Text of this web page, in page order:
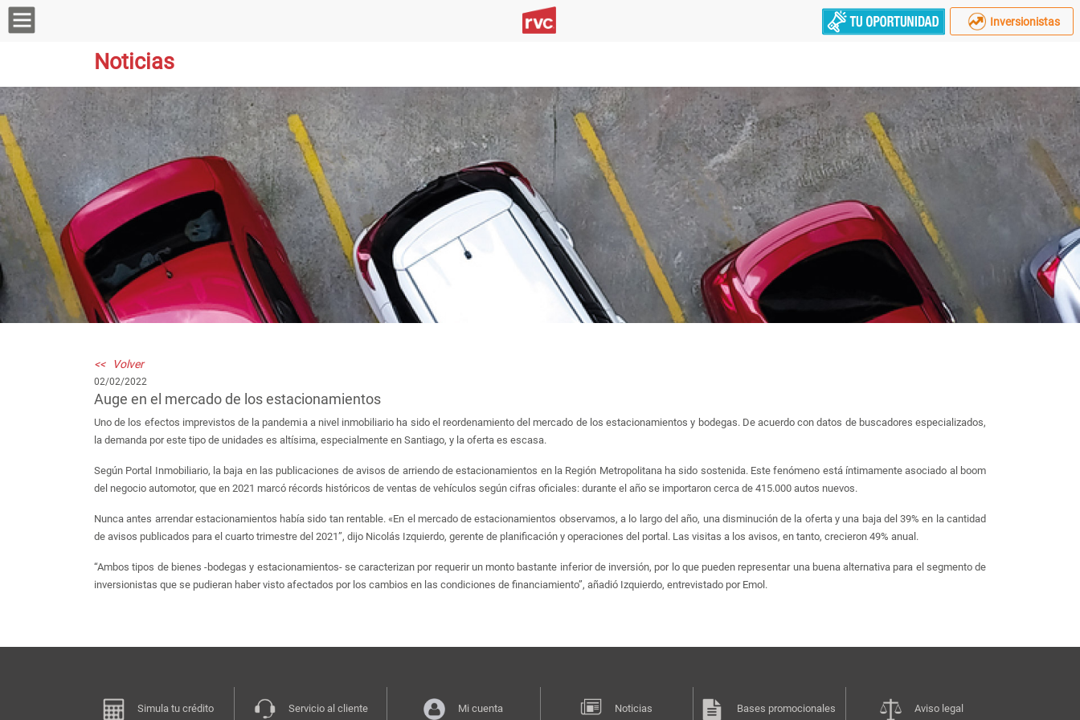
Inversionistas
Noticias
<< Volver
02/02/2022
Auge en el mercado de los estacionamientos
Uno de los efectos imprevistos de la pandemia a nivel inmobiliario ha sido el reordenamiento del mercado de los estacionamientos y bodegas. De acuerdo con datos de buscadores especializados,
la demanda por este tipo de unidades es altísima, especialmente en Santiago, y la oferta es escasa.
Según Portal Inmobiliario, la baja en las publicaciones de avisos de arriendo de estacionamientos en la Región Metropolitana ha sido sostenida. Este fenómeno está íntimamente asociado al boom
del negocio automotor, que en 2021 marcó récords históricos de ventas de vehículos según cifras oficiales: durante el año se importaron cerca de 415.000 autos nuevos.
Nunca antes arrendar estacionamientos había sido tan rentable. «En el mercado de estacionamientos observamos, a lo largo del año, una disminución de la oferta y una baja del 39% en la cantidad
de avisos publicados para el cuarto trimestre del 2021”, dijo Nicolás Izquierdo, gerente de planificación y operaciones del portal. Las visitas a los avisos, en tanto, crecieron 49% anual.
“Ambos tipos de bienes -bodegas y estacionamientos- se caracterizan por requerir un monto bastante inferior de inversión, por lo que pueden representar una buena alternativa para el segmento de
inversionistas que se pudieran haber visto afectados por los cambios en las condiciones de financiamiento”, añadió Izquierdo, entrevistado por Emol.
Simula tu crédito Servicio al cliente Mi cuenta Noticias Bases promocionales Aviso legal